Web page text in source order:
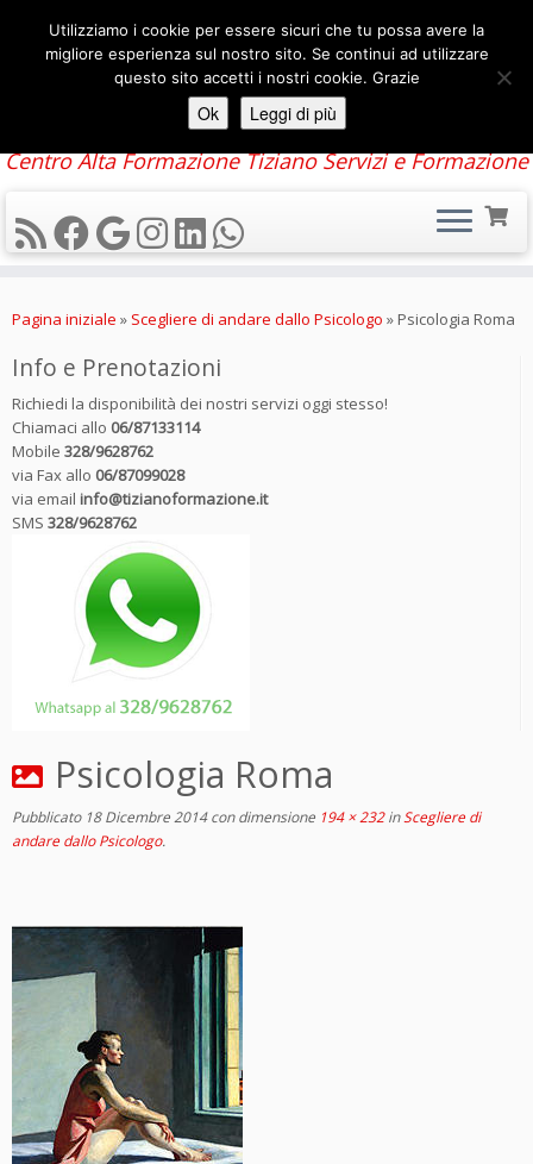
contenuto
Centro Alta Formazione Tiziano Servizi e Formazione
Pagina iniziale » Scegliere di andare dallo Psicologo » Psicologia Roma
Info e Prenotazioni
Richiedi la disponibilità dei nostri servizi oggi stesso!
Chiamaci allo 06/87133114
Mobile 328/9628762
via Fax allo 06/87099028
via email info@tizianoformazione.it
SMS 328/9628762
Psicologia Roma
Pubblicato 18 Dicembre 2014con dimensione 194 × 232inScegliere di
andare dallo Psicologo.
Utilizziamo i cookie per essere sicuri che tu possa avere la
migliore esperienza sul nostro sito. Se continui ad utilizzare
questo sito accetti i nostri cookie. Grazie
Ok Leggi di più